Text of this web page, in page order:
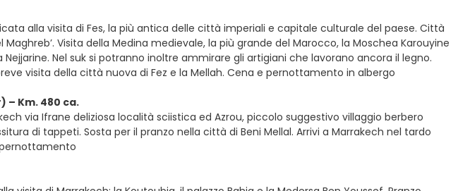
alla visita di Fes, la più antica delle città imperiali e capitale culturale del paese. Città
Visita della Medina medievale, la più grande del Marocco, la Moschea Karouyine
Nel suk si potranno inoltre ammirare gli artigiani che lavorano ancora il legno.
visita della città nuova di Fez e la Mellah. Cena e pernottamento in albergo
– Km. 480 ca.
via Ifrane deliziosa località sciistica ed Azrou, piccolo suggestivo villaggio berbero
di tappeti. Sosta per il pranzo nella città di Beni Mellal. Arrivi a Marrakech nel tardo